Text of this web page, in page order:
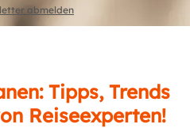
abmelden
Tipps, Trends
Reiseexperten!